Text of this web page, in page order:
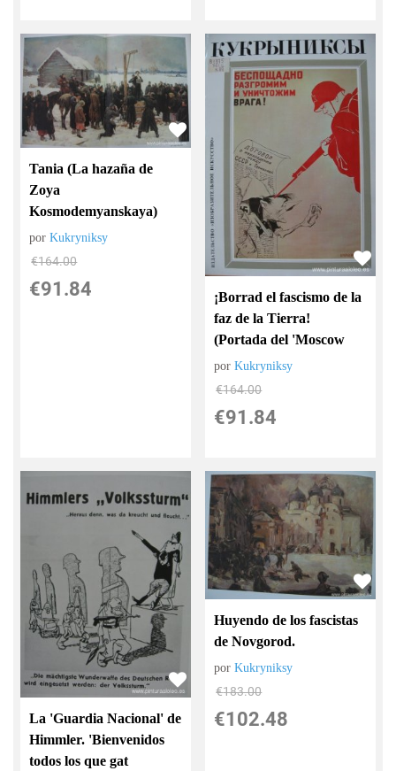
Tania (La hazaña de
Zoya
Kosmodemyanskaya)
porKukryniksy
€164.00
€91.84
¡Borrad el fascismo de la
faz de la Tierra!
(Portada del 'Moscow
porKukryniksy
€164.00
€91.84
La 'Guardia Nacional' de
Himmler. 'Bienvenidos
todos los que gat
Huyendo de los fascistas
de Novgorod.
porKukryniksy
€183.00
€102.48